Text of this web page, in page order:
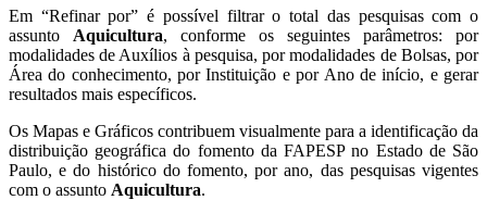
Em “Refinar por” é possível filtrar o total das pesquisas com o
assunto Aquicultura, conforme os seguintes parâmetros: por
modalidades de Auxílios à pesquisa, por modalidades de Bolsas, por
Área do conhecimento, por Instituição e por Ano de início, e gerar
resultados mais específicos.
Os Mapas e Gráficos contribuem visualmente para a identificação da
distribuição geográfica do fomento da FAPESP no Estado de São
Paulo, e do histórico do fomento, por ano, das pesquisas vigentes
com o assunto Aquicultura.